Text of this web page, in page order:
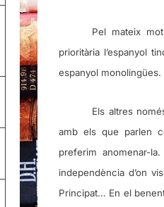
Pel mateix
prioritària l’espanyol
espanyol monolingües.
Els altres
amb els que parlen
preferim anomenar-
independència d’on
Principat… En el